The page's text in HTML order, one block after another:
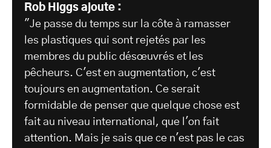
Rob Higgs ajoute :
"Je passe du temps sur la côte à ramasser
les plastiques qui sont rejetés par les
membres du public désœuvrés et les
pêcheurs. C'est en augmentation, c'est
toujours en augmentation. Ce serait
formidable de penser que quelque chose est
fait au niveau international, que l'on fait
attention. Mais je sais que ce n'est pas le cas